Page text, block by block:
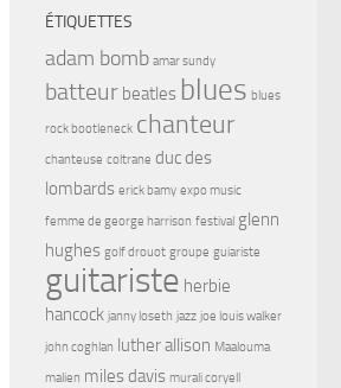
ÉTIQUETTES
adam bomb amar sundy
batteur beatles blues blues
rock bootleneck chanteur
chanteuse coltrane duc des
lombards erick bamy expo music
femme de george harrison festival glenn
hughes golf drouot groupe guiariste
guitariste herbie
hancock janny loseth jazz joe louis walker
john coghlan luther allison Maalouma
malien miles davis murali coryell